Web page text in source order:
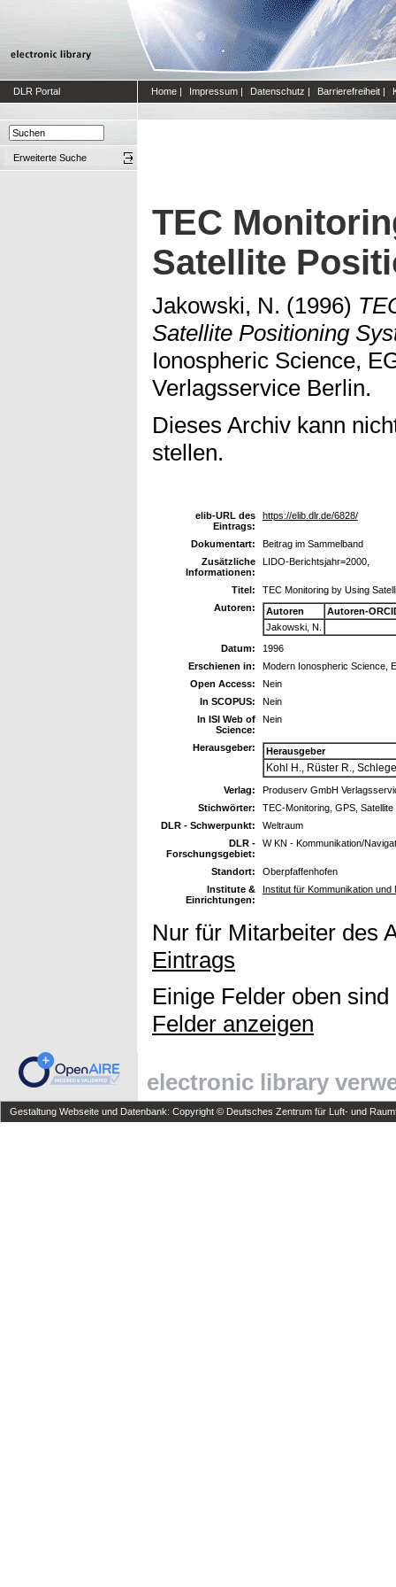
DLR Portal Home | Impressum | Datenschutz | Barrierefreiheit |
Erweiterte Suche
TEC
Satellite
Jakowski, N. (1996)
Satellite Positioning
Ionospheric Science,
Verlagsservice Berlin.
Dieses Archiv kann
stellen.
elib-URL des
Eintrags:
https://elib.dlr.de/6828/
Dokumentart:
Beitrag im Sammelband
Zusätzliche
Informationen:
LIDO-Berichtsjahr=2000,
Titel:
TEC Monitoring by Using
Autoren:
Autoren
Autoren-
Jakowski, N.
Datum:
1996
Erschienen in:
Modern Ionospheric Science,
Open Access:
Nein
In SCOPUS:
Nein
In ISI Web of
Science:
Nein
Herausgeber: Herausgeber
Kohl H., Rüster R.,
Verlag:
Produserv GmbH
Stichwörter:
TEC-Monitoring, GPS,
DLR - Schwerpunkt:
Weltraum
DLR -
Forschungsgebiet:
W KN - Kommunikation/
Standort:
Oberpfaffenhofen
Institute &
Einrichtungen:
Institut für Kommunikation und
Nur für Mitarbeiter des
Eintrags
Einige Felder oben
Felder anzeigen
electronic library
Gestaltung Webseite und Datenbank: Copyright © Deutsches Zentrum für Luft- und